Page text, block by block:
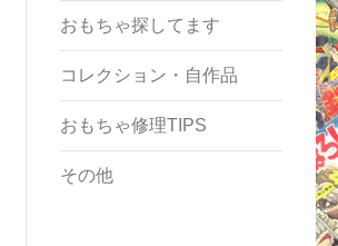
おもちゃ探してます
コレクション・自作品
おもちゃ修理TIPS
その他